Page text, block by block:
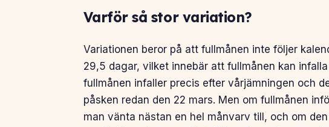
Varför så stor variation?
Variationen beror på att fullmånen inte följer
29,5 dagar, vilket innebär att fullmånen kan
fullmånen infaller precis efter vårjämningen och
påsken redan den 22 mars. Men om fullmånen
man vänta nästan en hel månvarv till, och om